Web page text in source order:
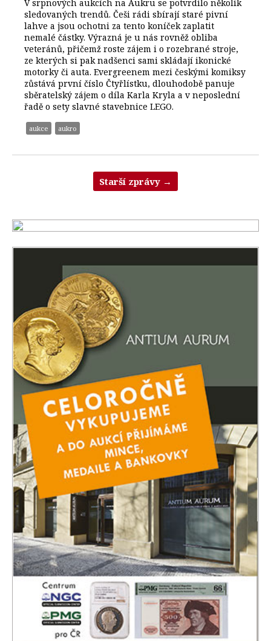
V srpnových aukcích na Aukru se potvrdilo několik
sledovaných trendů. Češi rádi sbírají staré pivní
lahve a jsou ochotni za tento koníček zaplatit
nemalé částky. Výrazná je u nás rovněž obliba
veteránů, přičemž roste zájem i o rozebrané stroje,
ze kterých si pak nadšenci sami skládají ikonické
motorky či auta. Evergreenem mezi českými komiksy
zůstává první číslo Čtyřlístku, dlouhodobě panuje
sběratelský zájem o díla Karla Kryla a v neposlední
řadě o sety slavné stavebnice LEGO.
aukce aukro
Starší zprávy →